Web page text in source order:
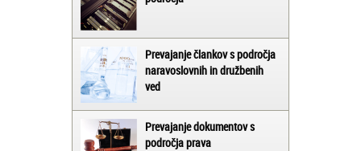
Prevajanje člankov s področja
naravoslovnih in družbenih
ved
Prevajanje dokumentov s
področja prava